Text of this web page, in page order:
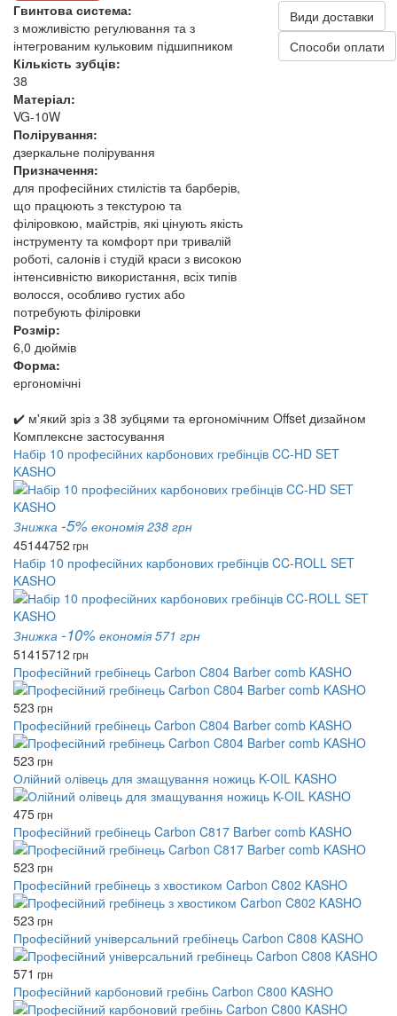
Гвинтова система:
з можливістю регулювання та з
інтегрованим кульковим підшипником
Кількість зубців:
38
Матеріал:
VG‑10W
Полірування:
дзеркальне полірування
Призначення:
для професійних стилістів та барберів,
що працюють з текстурою та
філіровкою, майстрів, які цінують якість
інструменту та комфорт при тривалій
роботі, салонів і студій краси з високою
інтенсивністю використання, всіх типів
волосся, особливо густих або
потребують філіровки
Розмір:
6,0 дюймів
Форма:
ергономічні
Види доставки
Способи оплати
✔️ м'який зріз з 38 зубцями та ергономічним Offset дизайном
Комплексне застосування
Набір 10 професійних карбонових гребінців CC-HD SET
KASHO
Знижка -5% економія 238 грн
45144752 грн
Набір 10 професійних карбонових гребінців CC-ROLL SET
KASHO
Знижка -10% економія 571 грн
51415712 грн
Професійний гребінець Carbon C804 Barber comb KASHO
523 грн
Професійний гребінець Carbon C804 Barber comb KASHO
523 грн
Олійний олівець для змащування ножиць K-OIL KASHO
475грн
Професійний гребінець Carbon C817 Barber comb KASHO
523 грн
Професійний гребінець з хвостиком Carbon C802 KASHO
523 грн
Професійний універсальний гребінець Carbon C808 KASHO
571 грн
Професійний карбоновий гребінь Carbon C800 KASHO